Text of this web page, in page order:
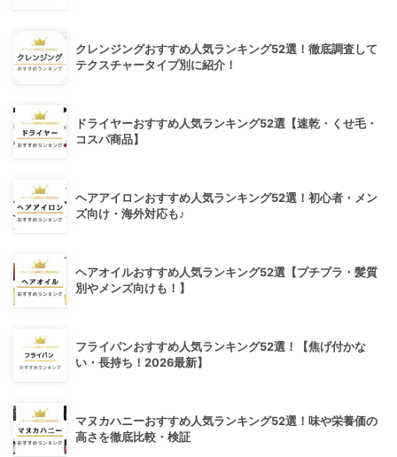
クレンジングおすすめ人気ランキング52選！徹底調査して
テクスチャータイプ別に紹介！
ドライヤーおすすめ人気ランキング52選【速乾・くせ毛・
コスパ商品】
ヘアアイロンおすすめ人気ランキング52選！初心者・メン
ズ向け・海外対応も♪
ヘアオイルおすすめ人気ランキング52選【プチプラ・髪質
別やメンズ向けも！】
フライパンおすすめ人気ランキング52選！【焦げ付かな
い・長持ち！2026最新】
マヌカハニーおすすめ人気ランキング52選！味や栄養価の
高さを徹底比較・検証